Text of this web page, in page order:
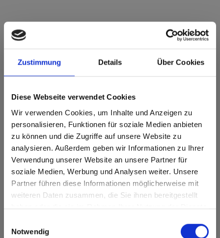
Zustimmung Details Über Cookies
Diese Webseite verwendet Cookies
Wir verwenden Cookies, um Inhalte und Anzeigen zu
personalisieren, Funktionen für soziale Medien anbieten
zu können und die Zugriffe auf unsere Website zu
analysieren. Außerdem geben wir Informationen zu Ihrer
Verwendung unserer Website an unsere Partner für
soziale Medien, Werbung und Analysen weiter. Unsere
Partner führen diese Informationen möglicherweise mit
weiteren Daten zusammen, die Sie ihnen bereitgestellt
haben oder die sie im Rahmen Ihrer Nutzung der Dienste
Notwendig
sr.modal is not closeable
Are you based in the Verenigde
Staten?
rest of the world!
Bronze
rekening mee bij optimalisatie en het zagen.
Productkenmerken
Gemakkelijk schoon te
maken
Slagvast
Oplosmiddelbestendig Hygiënisch
Oppervlaktekenmerken
Hitte- en
Duurzaam gesloten